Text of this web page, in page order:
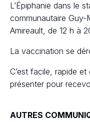
L’Épiphanie dans le
communautaire
Amireault, de 12 h à
La vaccination se
C’est facile, rapide
présenter pour
AUTRES